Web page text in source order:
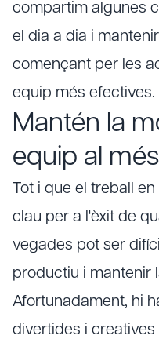
compartim algunes
el dia a dia i
començant per les
equip més efectives.
Mantén la
equip al
Tot i que el treball
clau per a l'èxit de
vegades pot ser
productiu i mantenir
Afortunadament, hi
divertides i